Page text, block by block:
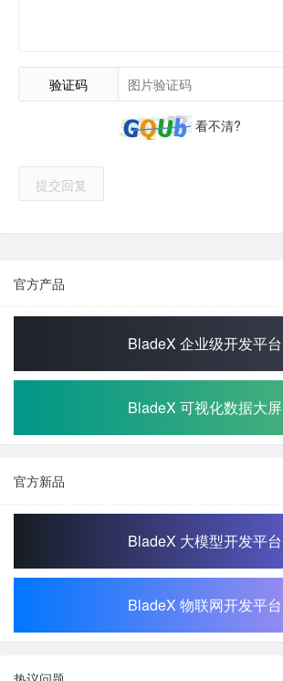
验证码
看不清?
提交回复
官方产品
BladeX 企业级开发平台
BladeX 可视化数据大屏
官方新品
BladeX 大模型开发平台
BladeX 物联网开发平台